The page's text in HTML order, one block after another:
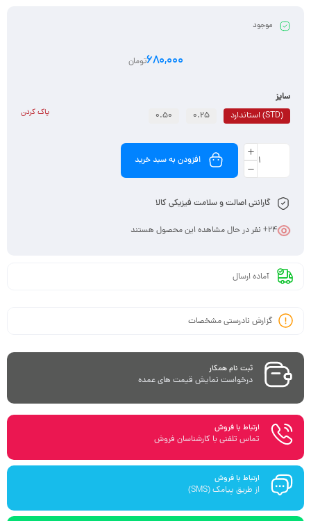
موجود
680,000تومان
سایز
(STD) استاندارد
0.25
0.50 پاک کردن
افزودن به سبد خرید
گارانتی اصالت و سلامت فیزیکی کالا
24+ نفر در حال مشاهده این محصول هستند
آماده ارسال
گزارش نادرستی مشخصات
ثبت نام همکار
درخواست نمایش قیمت های عمده
ارتباط با فروش
تماس تلفنی با کارشناسان فروش
ارتباط با فروش
از طریق پیامک (SMS)